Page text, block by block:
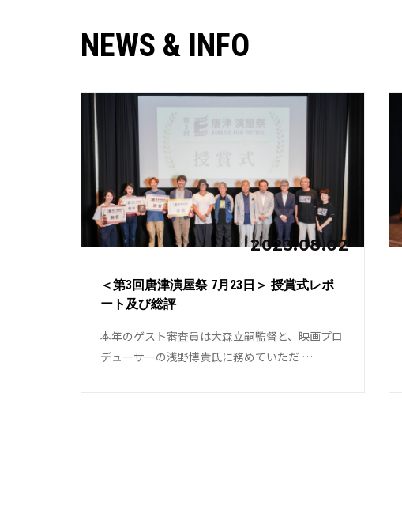
NEWS & INFO
2023.08.02
＜第3回唐津演屋祭 7月23日＞ 授賞式レポ
ート及び総評
本年のゲスト審査員は大森立嗣監督と、映画プロ
デューサーの浅野博貴氏に務めていただ …